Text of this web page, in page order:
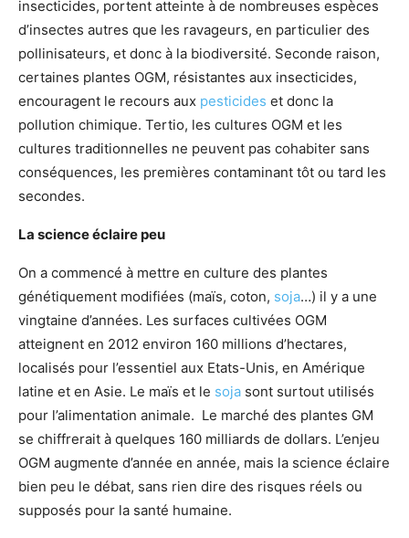
insecticides, portent atteinte à de nombreuses espèces
d’insectes autres que les ravageurs, en particulier des
pollinisateurs, et donc à la biodiversité. Seconde raison,
certaines plantes OGM, résistantes aux insecticides,
encouragent le recours aux pesticides et donc la
pollution chimique. Tertio, les cultures OGM et les
cultures traditionnelles ne peuvent pas cohabiter sans
conséquences, les premières contaminant tôt ou tard les
secondes.
La science éclaire peu
On a commencé à mettre en culture des plantes
génétiquement modifiées (maïs, coton, soja…) il y a une
vingtaine d’années. Les surfaces cultivées OGM
atteignent en 2012 environ 160 millions d’hectares,
localisés pour l’essentiel aux Etats-Unis, en Amérique
latine et en Asie. Le maïs et le soja sont surtout utilisés
pour l’alimentation animale. Le marché des plantes GM
se chiffrerait à quelques 160 milliards de dollars. L’enjeu
OGM augmente d’année en année, mais la science éclaire
bien peu le débat, sans rien dire des risques réels ou
supposés pour la santé humaine.